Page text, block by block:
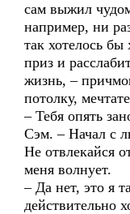
сам выжил
например, ни
так хотелось бы
приз и
жизнь, –
потолку,
– Тебя опять
Сэм. – Начал с
Не отвлекайся
меня волнует.
– Да нет, это я
действительно